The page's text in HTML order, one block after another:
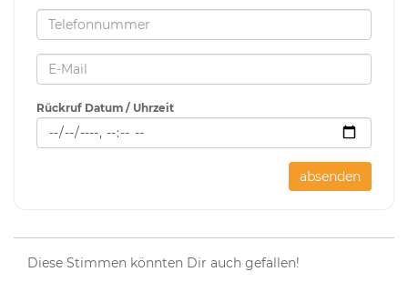
Rückruf Datum / Uhrzeit
absenden
Diese Stimmen könnten Dir auch gefallen!